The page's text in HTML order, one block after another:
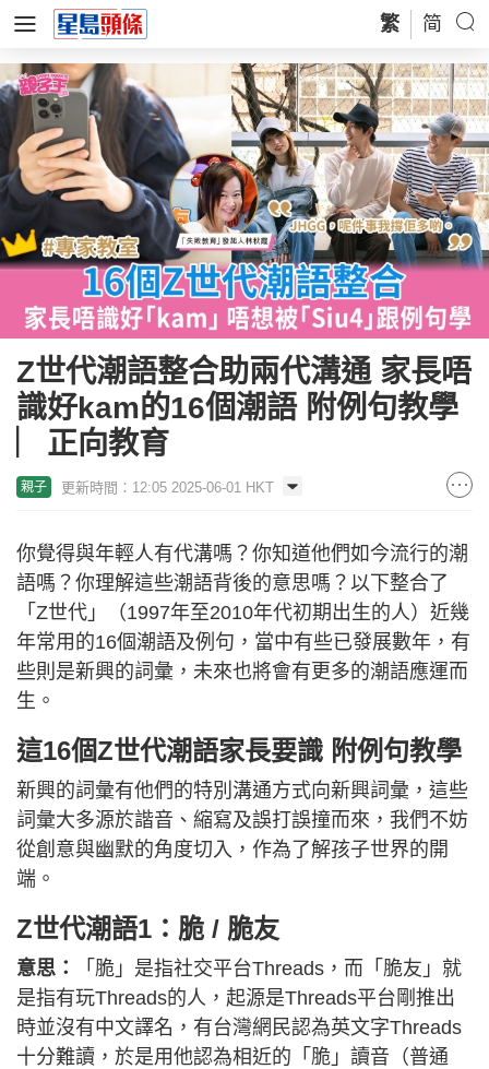
繁 简
Z世代潮語整合助兩代溝通 家長唔
識好kam的16個潮語 附例句教學
︳正向教育
親子 更新時間：12:05 2025-06-01 HKT
你覺得與年輕人有代溝嗎？你知道他們如今流行的潮
語嗎？你理解這些潮語背後的意思嗎？以下整合了
「Z世代」（1997年至2010年代初期出生的人）近幾
年常用的16個潮語及例句，當中有些已發展數年，有
些則是新興的詞彙，未來也將會有更多的潮語應運而
生。
這16個Z世代潮語家長要識 附例句教學
新興的詞彙有他們的特別溝通方式向新興詞彙，這些
詞彙大多源於諧音、縮寫及誤打誤撞而來，我們不妨
從創意與幽默的角度切入，作為了解孩子世界的開
端。
Z世代潮語1：脆 / 脆友
意思：
「脆」是指社交平台Threads，而「脆友」就
是指有玩Threads的人，起源是Threads平台剛推出
時並沒有中文譯名，有台灣網民認為英文字Threads
十分難讀，於是用他認為相近的「脆」讀音（普通